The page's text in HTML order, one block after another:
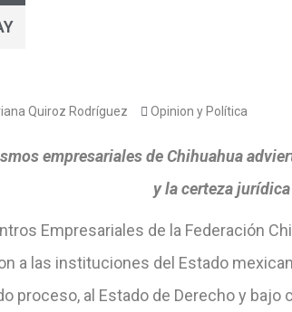
Quiroz Rodríguez Opinion y Política
empresariales de Chihuahua
y la certeza jurídica
Empresariales de la Federación
a las instituciones del Estado
proceso, al Estado de Derecho y